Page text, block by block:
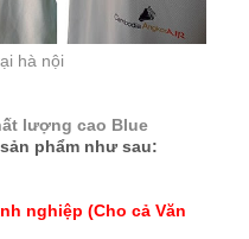
hà nội
lượng cao Blue
phẩm như sau:
nghiệp (Cho cả Văn